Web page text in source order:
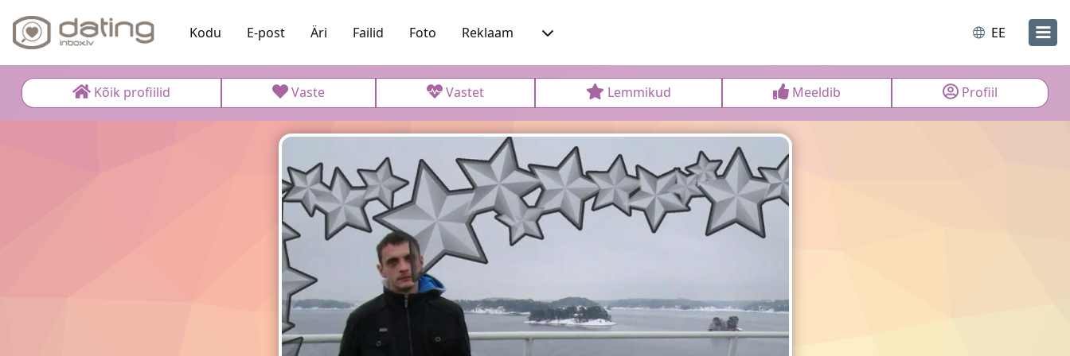
Kodu E-post Äri Failid Foto Reklaam EE
Kõik profiilid Vaste Vastet Lemmikud Meeldib Profiil